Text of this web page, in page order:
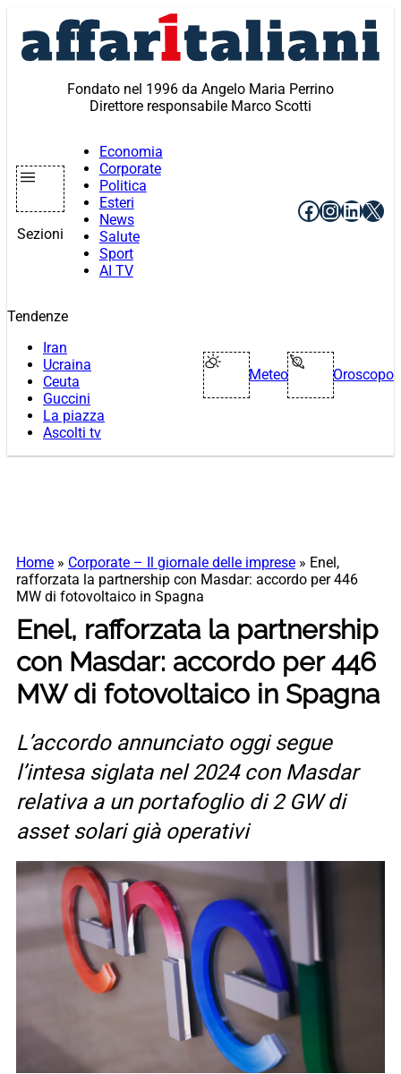
contenuto
Fondato nel 1996 da Angelo Maria Perrino
Direttore responsabile Marco Scotti
Sezioni
Economia
Corporate
Politica
Esteri
News
Salute
Sport
AI TV
Facebook
X
Tendenze
Iran
Ucraina
Ceuta
Guccini
La piazza
Ascolti tv
Meteo Oroscopo
Home » Corporate – Il giornale delle imprese » Enel,
rafforzata la partnership con Masdar: accordo per 446
MW di fotovoltaico in Spagna
Enel, rafforzata la partnership
con Masdar: accordo per 446
MW di fotovoltaico in Spagna
L’accordo annunciato oggi segue
l’intesa siglata nel 2024 con Masdar
relativa a un portafoglio di 2 GW di
asset solari già operativi